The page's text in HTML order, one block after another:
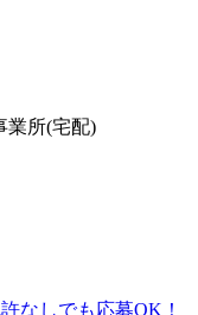
業所(宅配)
なしでも応募OK！